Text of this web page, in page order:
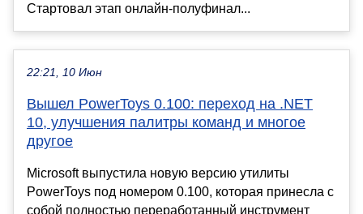
Стартовал этап онлайн-полуфинал...
22:21, 10 Июн
Вышел PowerToys 0.100: переход на .NET
10, улучшения палитры команд и многое
другое
Microsoft выпустила новую версию утилиты
PowerToys под номером 0.100, которая принесла с
собой полностью переработанный инструмент